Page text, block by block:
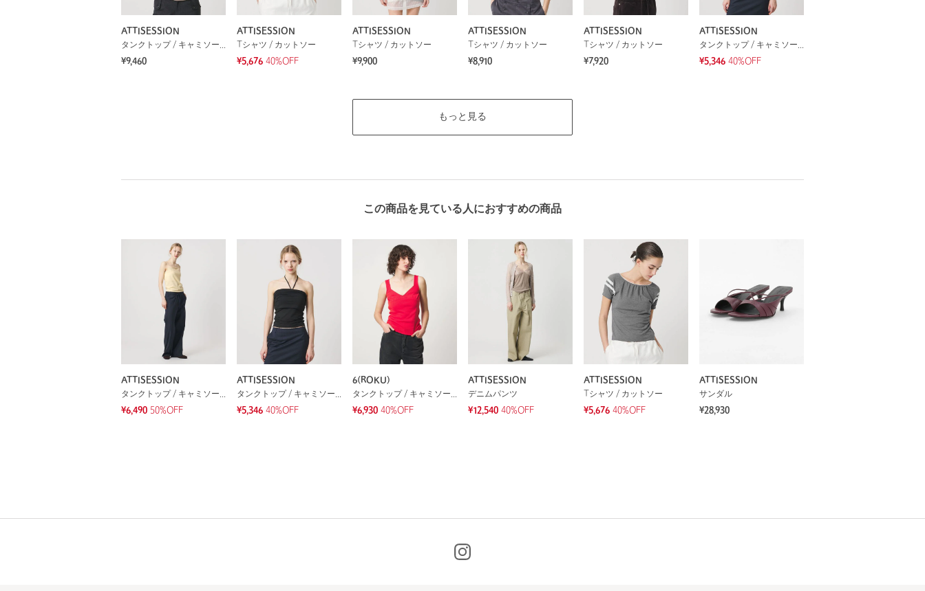
ATTISESSION
タンクトップ / キャミソール
¥9,460
ATTISESSION
Tシャツ / カットソー
¥5,676 40%OFF
ATTISESSION
Tシャツ / カットソー
¥9,900
ATTISESSION
Tシャツ / カットソー
¥8,910
ATTISESSION
Tシャツ / カットソー
¥7,920
ATTISESSION
タンクトップ / キャミソール
¥5,346 40%OFF
もっと見る
この商品を見ている人におすすめの商品
ATTISESSION
タンクトップ / キャミソール
¥6,490 50%OFF
ATTISESSION
タンクトップ / キャミソール
¥5,346 40%OFF
6(ROKU)
タンクトップ / キャミソール
¥6,930 40%OFF
ATTISESSION
デニムパンツ
¥12,540 40%OFF
ATTISESSION
Tシャツ / カットソー
¥5,676 40%OFF
ATTISESSION
サンダル
¥28,930